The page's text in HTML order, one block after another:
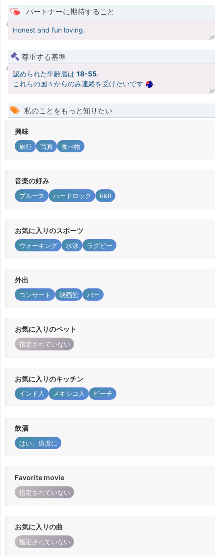
パートナーに期待すること
Honest and fun loving.
尊重する基準
認められた年齢層は 18-55.
これらの国々からのみ連絡を受けたいです
.
私のことをもっと知りたい
興味
旅行 写真 食べ物
音楽の好み
ブルース ハードロック R&B
お気に入りのスポーツ
ウォーキング 水泳 ラグビー
外出
コンサート 映画館 バー
お気に入りのペット
指定されていない
お気に入りのキッチン
インド人 メキシコ人 ビーチ
飲酒
はい、適度に
Favorite movie
指定されていない
お気に入りの曲
指定されていない